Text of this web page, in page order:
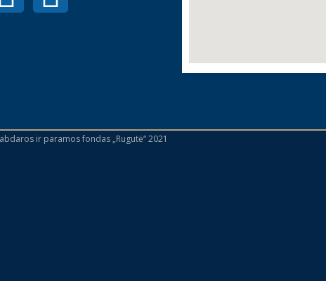
ir paramos fondas „Rugutė“ 2021